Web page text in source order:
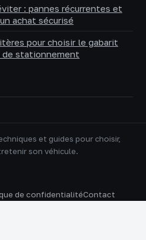
: pannes récurrentes et
achat sécurisé
pour choisir le gabarit
de stationnement
et guides pour choisir,
son véhicule.
de confidentialitéContact